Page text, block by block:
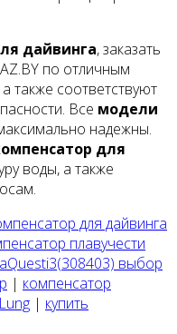
дайвинга, заказать
по отличным
также соответствуют
Все модели
надежны.
для
воды, а также
для дайвинга
плавучести
выбор
| компенсатор
| купить